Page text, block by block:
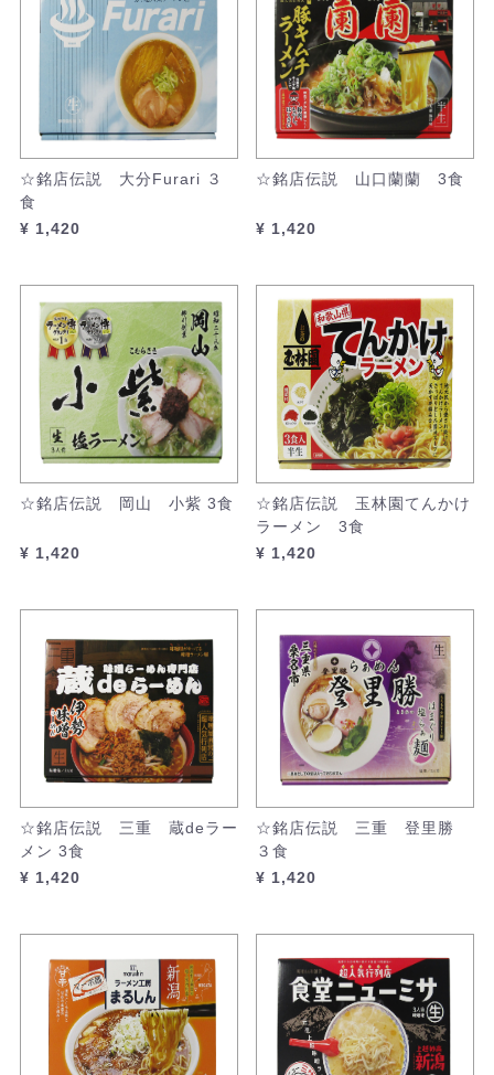
☆銘店伝説 大分Furari ３
食
¥ 1,420
☆銘店伝説 山口蘭蘭 3食
¥ 1,420
☆銘店伝説 岡山 小紫 3食
¥ 1,420
☆銘店伝説 玉林園てんかけ
ラーメン 3食
¥ 1,420
☆銘店伝説 三重 蔵deラー
メン 3食
¥ 1,420
☆銘店伝説 三重 登里勝
３食
¥ 1,420